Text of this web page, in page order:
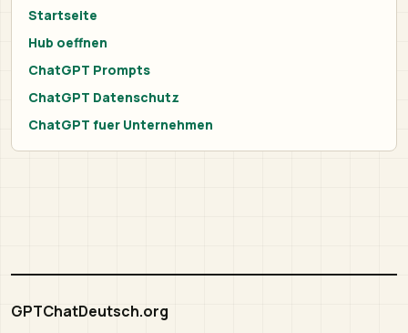
Startseite
Hub oeffnen
ChatGPT Prompts
ChatGPT Datenschutz
ChatGPT fuer Unternehmen
GPTChatDeutsch.org